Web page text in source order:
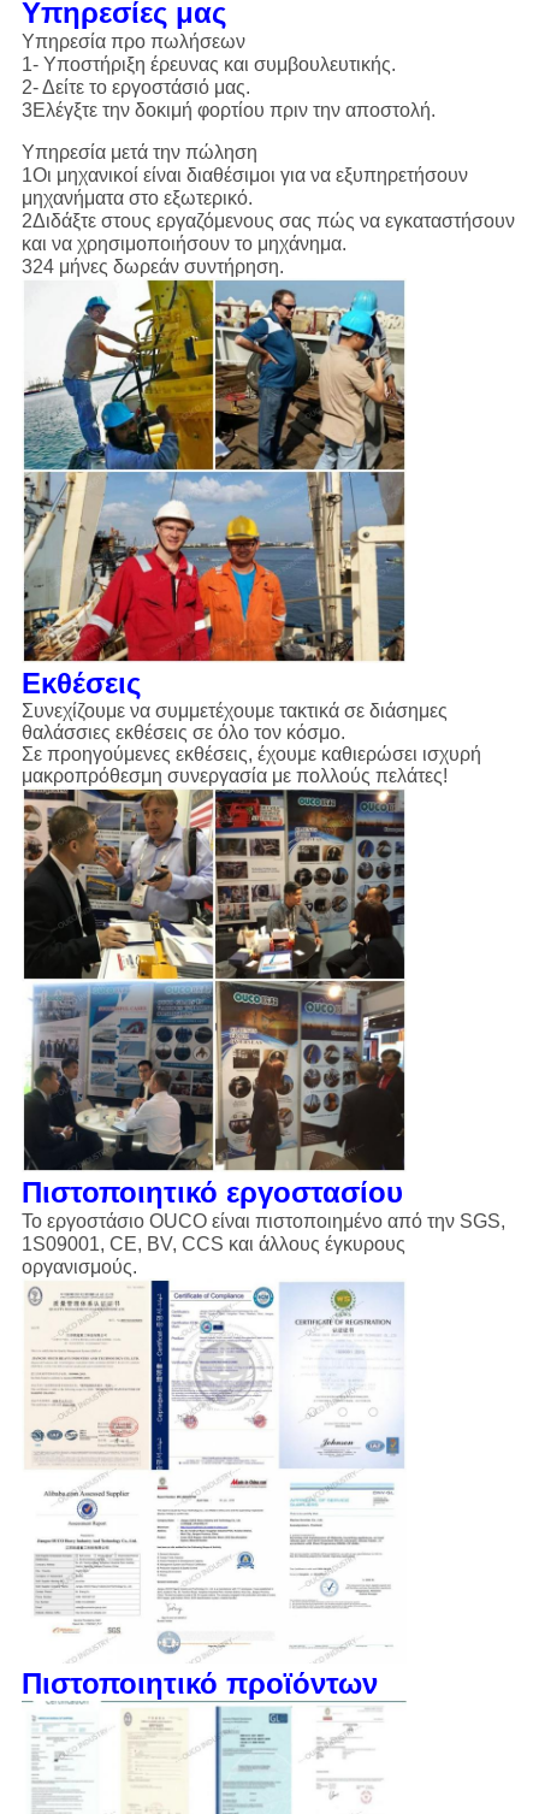
Υπηρεσίες μας
Υπηρεσία προ πωλήσεων
1- Υποστήριξη έρευνας και συμβουλευτικής.
2- Δείτε το εργοστάσιό μας.
3Ελέγξτε την δοκιμή φορτίου πριν την αποστολή.
Υπηρεσία μετά την πώληση
1Οι μηχανικοί είναι διαθέσιμοι για να εξυπηρετήσουν
μηχανήματα στο εξωτερικό.
2Διδάξτε στους εργαζόμενους σας πώς να εγκαταστήσουν
και να χρησιμοποιήσουν το μηχάνημα.
324 μήνες δωρεάν συντήρηση.
Εκθέσεις
Συνεχίζουμε να συμμετέχουμε τακτικά σε διάσημες
θαλάσσιες εκθέσεις σε όλο τον κόσμο.
Σε προηγούμενες εκθέσεις, έχουμε καθιερώσει ισχυρή
μακροπρόθεσμη συνεργασία με πολλούς πελάτες!
Πιστοποιητικό εργοστασίου
Το εργοστάσιο OUCO είναι πιστοποιημένο από την SGS,
1S09001, CE, BV, CCS και άλλους έγκυρους
οργανισμούς.
Πιστοποιητικό προϊόντων